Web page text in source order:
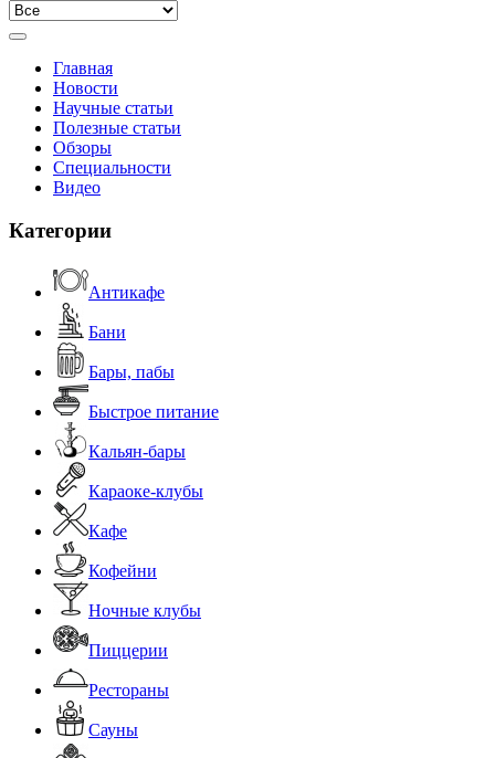
Главная
Новости
Научные статьи
Полезные статьи
Обзоры
Специальности
Видео
Категории
Антикафе
Бани
Бары, пабы
Быстрое питание
Кальян-бары
Караоке-клубы
Кафе
Кофейни
Ночные клубы
Пиццерии
Рестораны
Сауны